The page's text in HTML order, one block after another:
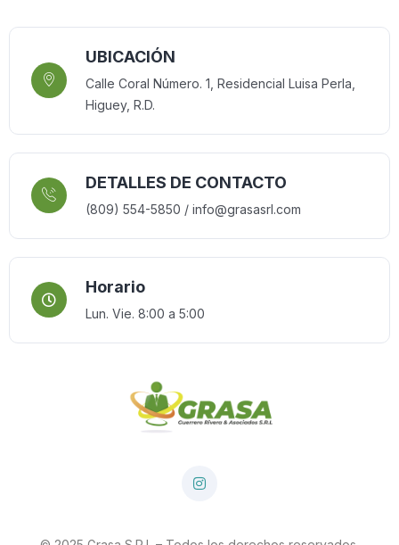
UBICACIÓN
Calle Coral Número. 1, Residencial Luisa Perla,
Higuey, R.D.
DETALLES DE CONTACTO
(809) 554-5850 / info@grasasrl.com
Horario
Lun. Vie. 8:00 a 5:00